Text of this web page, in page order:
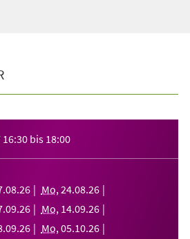
16:30 bis 18:00
.08.26 Mo, 24.08.26
.09.26 Mo, 14.09.26
.09.26 Mo, 05.10.26